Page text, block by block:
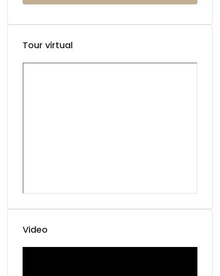
Tour virtual
Video